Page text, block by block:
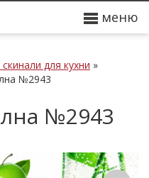
меню
для кухни »
№2943
№2943